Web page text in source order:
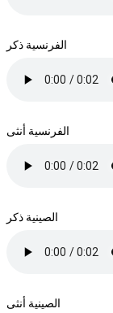
الفرنسية ذكر
الفرنسية أنثى
الصينية ذكر
الصينية أنثى